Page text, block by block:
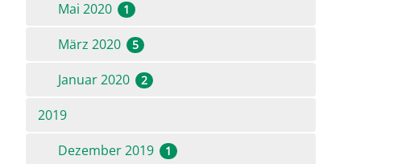
Mai 2020 1
März 2020 5
Januar 2020 2
2019
Dezember 2019
1